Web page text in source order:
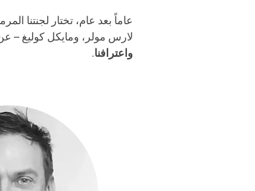
عاماً بعد عام، تختار لجنتنا
لارس مولر، ومايكل كوليغ –
واعترافنا.